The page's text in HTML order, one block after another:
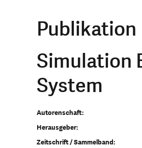
Publikation
Simulation
System
Autorenschaft:
Herausgeber:
Zeitschrift / Sammelband: